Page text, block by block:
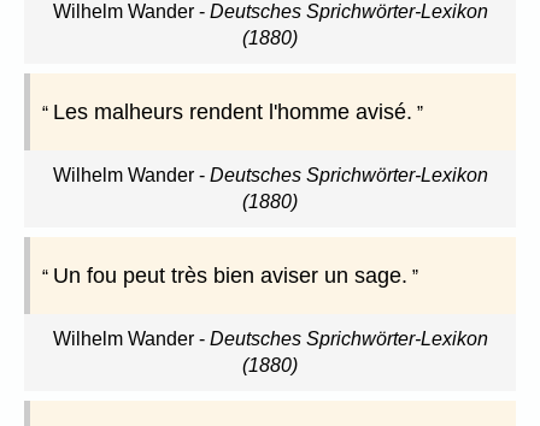
Wilhelm Wander- Deutsches Sprichwörter-Lexikon
(1880)
Les malheurs rendent l'homme avisé.
Wilhelm Wander- Deutsches Sprichwörter-Lexikon
(1880)
Un fou peut très bien aviser un sage.
Wilhelm Wander- Deutsches Sprichwörter-Lexikon
(1880)